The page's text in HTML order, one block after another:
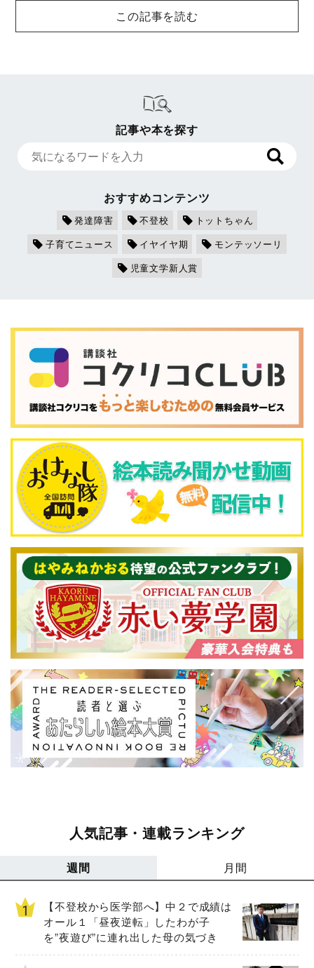
この記事を読む
記事や本を探す
おすすめコンテンツ
発達障害 不登校
トットちゃん
子育てニュース
イヤイヤ期
モンテッソーリ
児童文学新人賞
人気記事・連載ランキング
週間 月間
【不登校から医学部へ】中２で成績は
オール１「昼夜逆転」したわが子
を”夜遊び”に連れ出した母の気づき